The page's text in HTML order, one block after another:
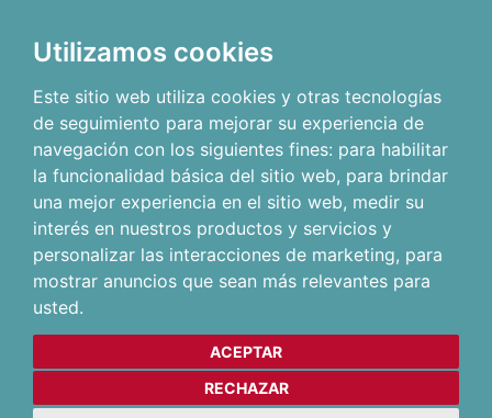
Utilizamos cookies
Este sitio web utiliza cookies y otras tecnologías
de seguimiento para mejorar su experiencia de
navegación con los siguientes fines: para habilitar
la funcionalidad básica del sitio web, para brindar
una mejor experiencia en el sitio web, medir su
interés en nuestros productos y servicios y
personalizar las interacciones de marketing, para
mostrar anuncios que sean más relevantes para
usted.
ACEPTAR
RECHAZAR